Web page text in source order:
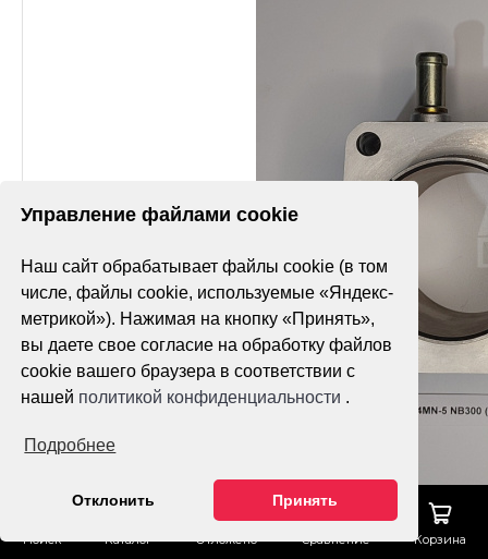
Управление файлами cookie
Наш сайт обрабатывает файлы cookie (в том
числе, файлы cookie, используемые «Яндекс-
метрикой»). Нажимая на кнопку «Принять»,
вы даете свое согласие на обработку файлов
cookie вашего браузера в соответствии с
нашей политикой конфиденциальности .
Подробнее
Отклонить Принять
Поиск Каталог Отложено Сравнение Корзина